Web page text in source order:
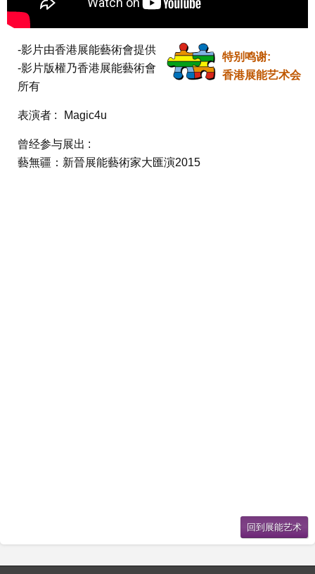
特别鸣谢:
香港展能艺术会
-影片由香港展能藝術會提供
-影片版權乃香港展能藝術會
所有
表演者 : Magic4u
曾经参与展出 :
藝無疆：新晉展能藝術家大匯演2015